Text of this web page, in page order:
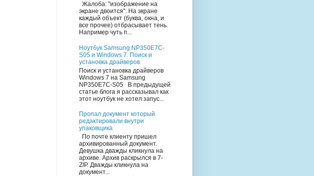
Жалоба: "изображение на
экране двоится". На экране
каждый объект (буква, окна, и
все прочее) отбрасывает тень.
Например чуть п...
Ноутбук Samsung NP350E7C-
S05 и Windows 7. Поиск и
установка драйверов
Поиск и установка драйверов
Windows 7 на Samsung
NP350E7C-S05 В предыдущей
статье блога я рассказывал как
этот ноутбук не хотел запус...
Пропал документ который
редактировали внутри
упаковщика
По почте клиенту пришел
архивированный документ.
Девушка дважды кликнула на
архиве. Архив раскрылся в 7-
ZIP. Дважды кликнула на
документ...